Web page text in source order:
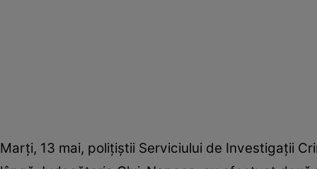
Marți, 13 mai, polițiștii Serviciului de Investigații